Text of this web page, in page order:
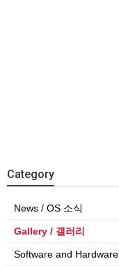
Category
News / OS 소식
Gallery / 갤러리
Software and Hardware